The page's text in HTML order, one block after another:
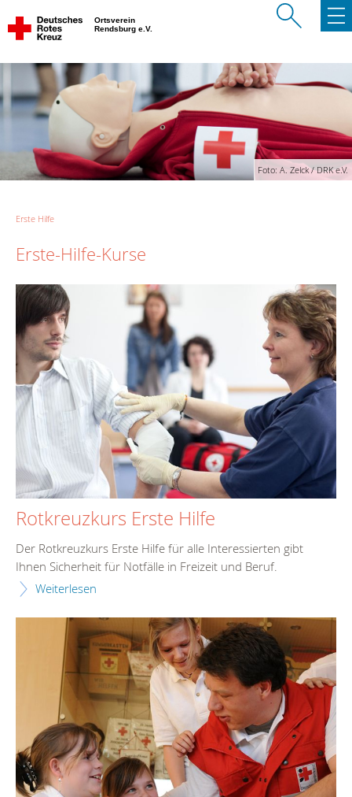
Ortsverein
Rendsburg e.V.
Foto: A. Zelck / DRK e.V.
Erste Hilfe
Erste-Hilfe-Kurse
Rotkreuzkurs Erste Hilfe
Der Rotkreuzkurs Erste Hilfe für alle Interessierten gibt
Ihnen Sicherheit für Notfälle in Freizeit und Beruf.
Weiterlesen